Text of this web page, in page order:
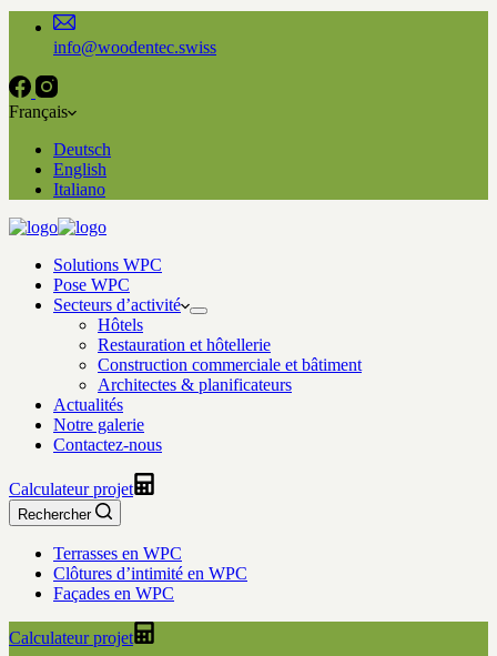
info@woodentec.swiss
Français
Deutsch
English
Italiano
Solutions WPC
Pose WPC
Secteurs d’activité
Hôtels
Restauration et hôtellerie
Construction commerciale et bâtiment
Architectes & planificateurs
Actualités
Notre galerie
Contactez-nous
Calculateur projet
Rechercher
Terrasses en WPC
Clôtures d’intimité en WPC
Façades en WPC
Calculateur projet